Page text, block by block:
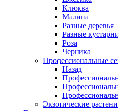
Клюква
Малина
Разные деревья
Разные
Роза
Черника
Профессиональные
Назад
Экзотические